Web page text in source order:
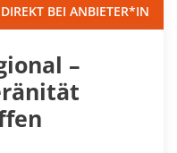
BEI ANBIETER*IN
–